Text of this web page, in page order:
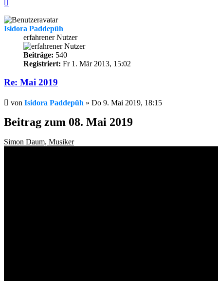
Isidora Paddepüh
erfahrener Nutzer
Beiträge: 540
Registriert: Fr 1. Mär 2013, 15:02
Re: Mai 2019
Beitrag
von Isidora Paddepüh » Do 9. Mai 2019, 18:15
Beitrag zum 08. Mai 2019
Simon Daum, Musiker